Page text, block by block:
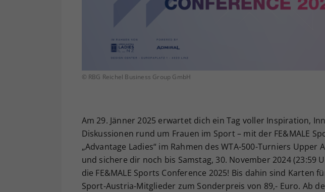
© RBG Reichel Business Group GmbH
Am 29. Jänner 2025 erwartet dich ein Tag voller Inspiration,
Diskussionen rund um Frauen im Sport – mit der FE&MALE
„Advantage Ladies“ im Rahmen des WTA-500-Turniers Upper
und sichere dir noch bis Samstag, 30. November 2024 (23:59
die FE&MALE Sports Conference 2025! Bis dahin sind Karten
Sport-Austria-Mitglieder zum Sonderpreis von 89,- Euro. Ab